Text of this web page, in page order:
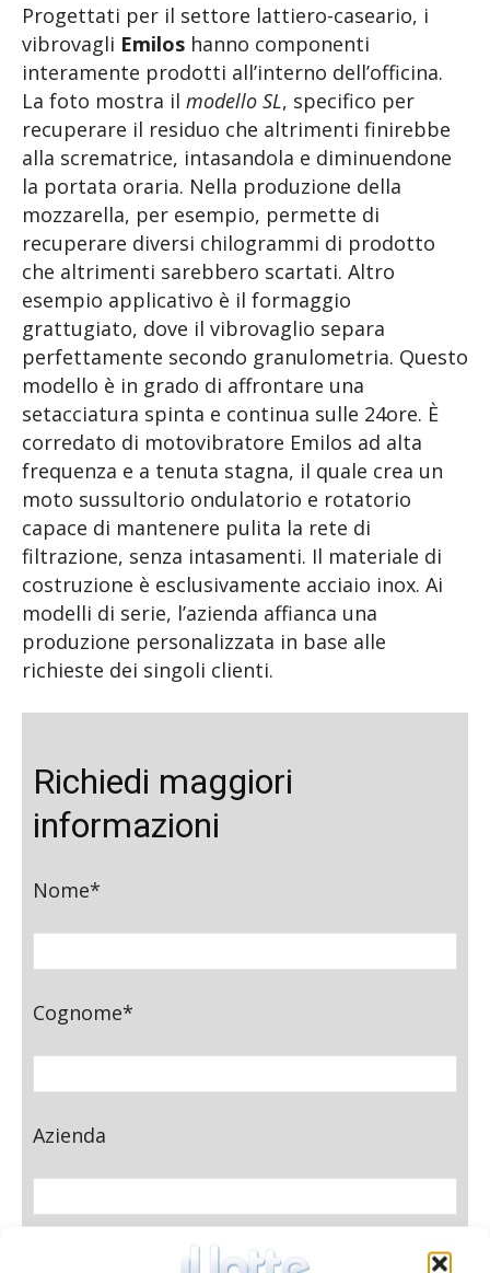
Progettati per il settore lattiero-caseario, i
vibrovagli Emilos hanno componenti
interamente prodotti all’interno dell’officina.
La foto mostra il modello SL, specifico per
recuperare il residuo che altrimenti finirebbe
alla scrematrice, intasandola e diminuendone
la portata oraria. Nella produzione della
mozzarella, per esempio, permette di
recuperare diversi chilogrammi di prodotto
che altrimenti sarebbero scartati. Altro
esempio applicativo è il formaggio
grattugiato, dove il vibrovaglio separa
perfettamente secondo granulometria. Questo
modello è in grado di affrontare una
setacciatura spinta e continua sulle 24ore. È
corredato di motovibratore Emilos ad alta
frequenza e a tenuta stagna, il quale crea un
moto sussultorio ondulatorio e rotatorio
capace di mantenere pulita la rete di
filtrazione, senza intasamenti. Il materiale di
costruzione è esclusivamente acciaio inox. Ai
modelli di serie, l’azienda affianca una
produzione personalizzata in base alle
richieste dei singoli clienti.
Richiedi maggiori
informazioni
Nome*
Cognome*
Azienda